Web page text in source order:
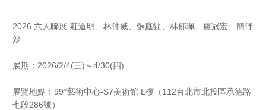
2026 六人聯展-莊道明、林仲威、張庭甄、林郁珮、盧冠宏、簡伃
彣
展期：2026/2/4(三)～4/30(四)
展覽地點：99°藝術中心-S7美術館 L樓（112台北市北投區承德路
七段286號）